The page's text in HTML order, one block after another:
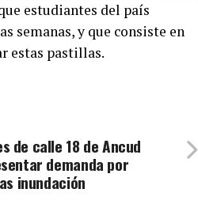
disminuir
el
teclas
de
disminuir
estudiantes del país
semanas, y que consiste en
estas pastillas.
de calle 18 de Ancud
demanda por
inundación